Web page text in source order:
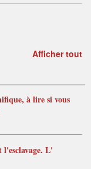
Afficher tout
à lire si vous
L'